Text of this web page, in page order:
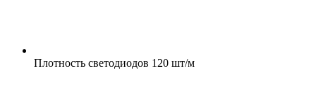
Плотность светодиодов 120 шт/м